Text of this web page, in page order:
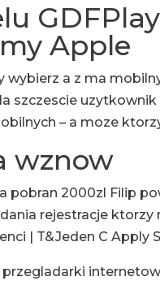
Apple
a z ma
szczescie
– a moze
wznow
pobran 2000zl Filip
rejestracje
| T&Jeden C